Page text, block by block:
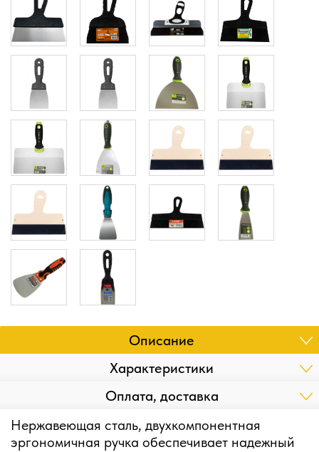
Описание
Характеристики
Оплата, доставка
Нержавеющая сталь, двухкомпонентная
эргономичная ручка обеспечивает надежный